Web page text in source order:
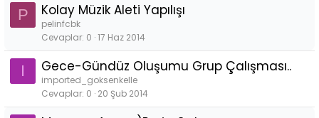
P Kolay Müzik Aleti Yapılışı
pelinfcbk
Cevaplar 0 17 Haz 2014
I Gece-Gündüz Oluşumu Grup Çalışması..
imported_goksenkelle
Cevaplar 0 20 Şub 2014